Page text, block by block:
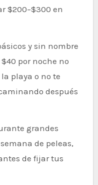
$200–$300 en
y sin nombre
por noche no
playa o no te
después
grandes
de peleas,
de fijar tus